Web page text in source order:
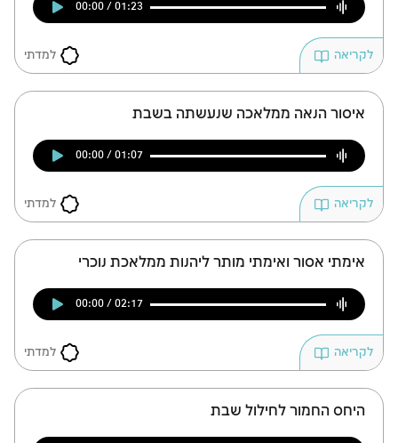
00:00 / 01:23
למדתי לקריאה
איסור הנאה ממלאכה שנעשתה בשבת
00:00 / 01:07
למדתי לקריאה
אימתי אסור ואימתי מותר ליהנות ממלאכת נוכרי
00:00 / 02:17
למדתי לקריאה
היחס החמור לחילול שבת
זמן להתחבר לחשבון
שלך
לסימון המושג כנלמד, יש להתחבר לחשבון או
הרשמה